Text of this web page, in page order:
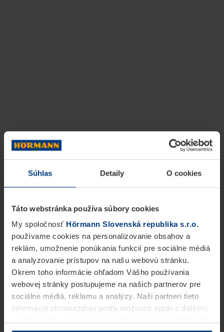
Súhlas Detaily O cookies
Táto webstránka používa súbory cookies
My spoločnosť Hörmann Slovenská republika s.r.o.
používame cookies na personalizovanie obsahov a
reklám, umožnenie ponúkania funkcií pre sociálne médiá
a analyzovanie prístupov na našu webovú stránku.
Okrem toho informácie ohľadom Vášho používania
webovej stránky postupujeme na našich partnerov pre
sociálne médiá, reklamu a analýzy. Naši partneri tieto
informácie zhromažďujú podľa možnosti spolu s ďalšími